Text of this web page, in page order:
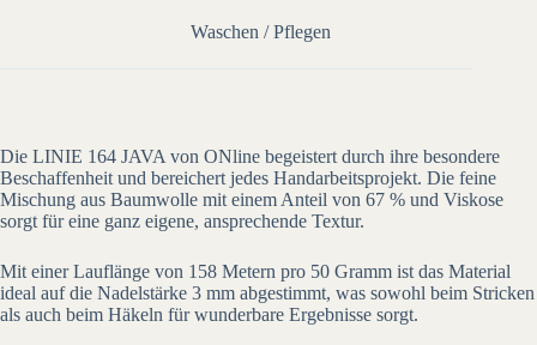
Waschen / Pflegen
Die LINIE 164 JAVA von ONline begeistert durch ihre besondere
Beschaffenheit und bereichert jedes Handarbeitsprojekt. Die feine
Mischung aus Baumwolle mit einem Anteil von 67 % und Viskose
sorgt für eine ganz eigene, ansprechende Textur.
Mit einer Lauflänge von 158 Metern pro 50 Gramm ist das Material
ideal auf die Nadelstärke 3 mm abgestimmt, was sowohl beim Stricken
als auch beim Häkeln für wunderbare Ergebnisse sorgt.